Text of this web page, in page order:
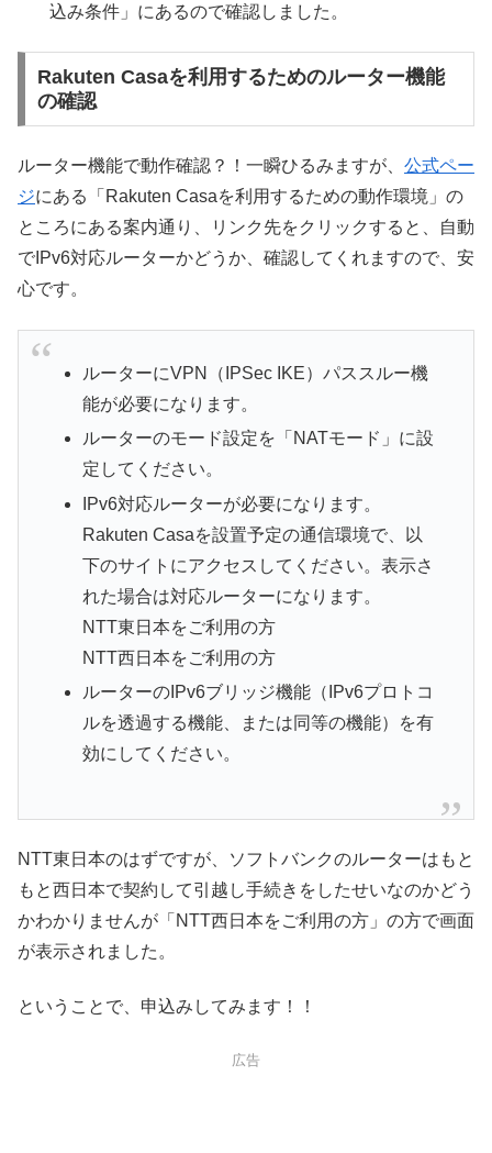
込み条件」にあるので確認しました。
Rakuten Casaを利用するためのルーター機能
の確認
ルーター機能で動作確認？！一瞬ひるみますが、 公式ペー
ジにある「Rakuten Casaを利用するための動作環境」の
ところにある案内通り、リンク先をクリックすると、自動
でIPv6対応ルーターかどうか、確認してくれますので、安
心です。
ルーターにVPN（IPSec IKE）パススルー機
能が必要になります。
ルーターのモード設定を「NATモード」に設
定してください。
IPv6対応ルーターが必要になります。
Rakuten Casaを設置予定の通信環境で、以
下のサイトにアクセスしてください。表示さ
れた場合は対応ルーターになります。
NTT東日本をご利用の方
NTT西日本をご利用の方
ルーターのIPv6ブリッジ機能（IPv6プロトコ
ルを透過する機能、または同等の機能）を有
効にしてください。
NTT東日本のはずですが、ソフトバンクのルーターはもと
もと西日本で契約して引越し手続きをしたせいなのかどう
かわかりませんが「NTT西日本をご利用の方」の方で画面
が表示されました。
ということで、申込みしてみます！！
広告